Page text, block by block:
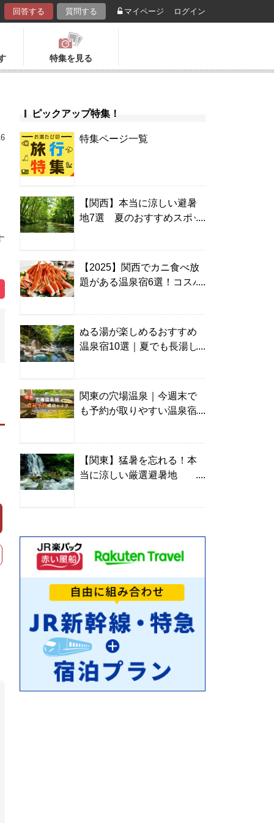
回答する 質問する マイページ ログイン
特集を見る
ピックアップ特集！
特集ページ一覧
【関西】本当に涼しい避暑
地7選 夏のおすすめスポッ
【2025】関西でカニ食べ放
題がある温泉宿6選！コスパ
ぬる湯が楽しめるおすすめ
温泉宿10選｜夏でも長湯し
関東の穴場温泉｜今週末で
も予約が取りやすい温泉宿
【関東】猛暑を忘れる！本
当に涼しい厳選避暑地